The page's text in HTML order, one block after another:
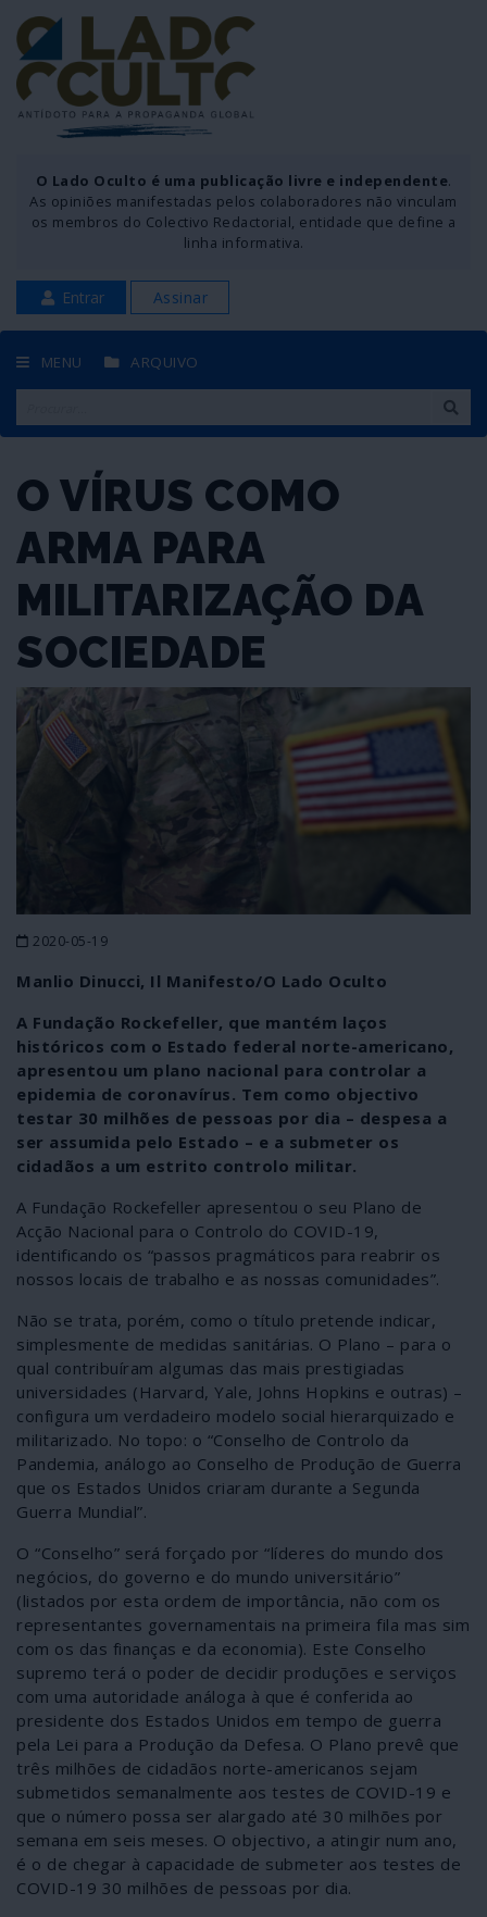
O Lado Oculto é uma publicação livre e independente.
As opiniões manifestadas pelos colaboradores não vinculam
os membros do Colectivo Redactorial, entidade que define a
linha informativa.
Entrar Assinar
MENU ARQUIVO
O VÍRUS COMO
ARMA PARA
MILITARIZAÇÃO DA
SOCIEDADE
2020-05-19
Manlio Dinucci, Il Manifesto/O Lado Oculto
A Fundação Rockefeller, que mantém laços
históricos com o Estado federal norte-americano,
apresentou um plano nacional para controlar a
epidemia de coronavírus. Tem como objectivo
testar 30 milhões de pessoas por dia – despesa a
ser assumida pelo Estado – e a submeter os
cidadãos a um estrito controlo militar.
A Fundação Rockefeller apresentou o seu Plano de
Acção Nacional para o Controlo do COVID-19,
identificando os “passos pragmáticos para reabrir os
nossos locais de trabalho e as nossas comunidades”.
Não se trata, porém, como o título pretende indicar,
simplesmente de medidas sanitárias. O Plano – para o
qual contribuíram algumas das mais prestigiadas
universidades (Harvard, Yale, Johns Hopkins e outras) –
configura um verdadeiro modelo social hierarquizado e
militarizado. No topo: o “Conselho de Controlo da
Pandemia, análogo ao Conselho de Produção de Guerra
que os Estados Unidos criaram durante a Segunda
Guerra Mundial”.
O “Conselho” será forçado por “líderes do mundo dos
negócios, do governo e do mundo universitário”
(listados por esta ordem de importância, não com os
representantes governamentais na primeira fila mas sim
com os das finanças e da economia). Este Conselho
supremo terá o poder de decidir produções e serviços
com uma autoridade análoga à que é conferida ao
presidente dos Estados Unidos em tempo de guerra
pela Lei para a Produção da Defesa. O Plano prevê que
três milhões de cidadãos norte-americanos sejam
submetidos semanalmente aos testes de COVID-19 e
que o número possa ser alargado até 30 milhões por
semana em seis meses. O objectivo, a atingir num ano,
é o de chegar à capacidade de submeter aos testes de
COVID-19 30 milhões de pessoas por dia.